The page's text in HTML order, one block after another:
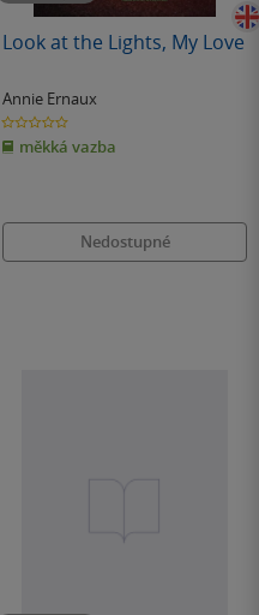
Look at the Lights, My Love
Annie Ernaux
0.0
z
5
hvězdiček
měkká vazba
Nedostupné